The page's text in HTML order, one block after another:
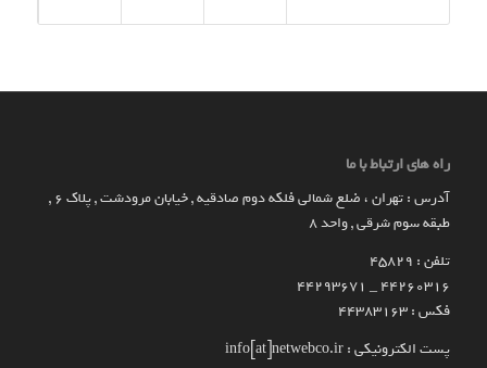
راه های ارتباط با ما
آدرس : تهران ، ضلع شمالی فلکه دوم صادقیه , خیابان مرودشت , پلاک ۶ ,
طبقه سوم شرقی , واحد ۸
تلفن : 45829
۴۴۲۶۰۳۱۶ _ 44293671
فکس : 44383163
پست الکترونیکی : info[at]netwebco.ir